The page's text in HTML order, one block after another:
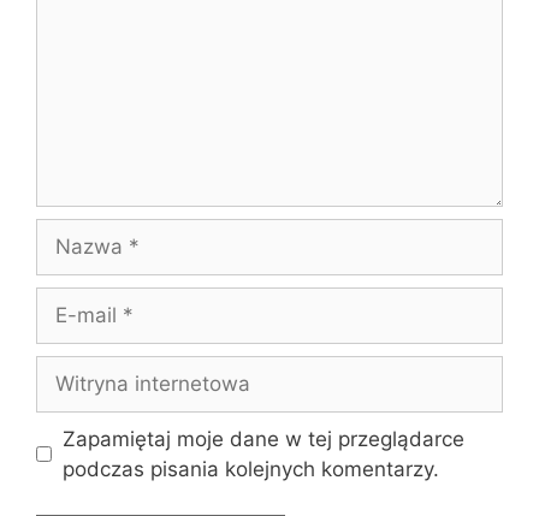
mail
internetowa
Zapamiętaj moje dane w tej przeglądarce
podczas pisania kolejnych komentarzy.